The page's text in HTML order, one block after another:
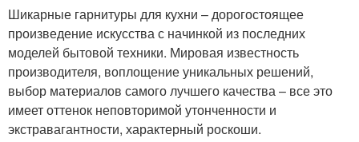
Шикарные гарнитуры для кухни – дорогостоящее
произведение искусства с начинкой из последних
моделей бытовой техники. Мировая известность
производителя, воплощение уникальных решений,
выбор материалов самого лучшего качества – все это
имеет оттенок неповторимой утонченности и
экстравагантности, характерный роскоши.